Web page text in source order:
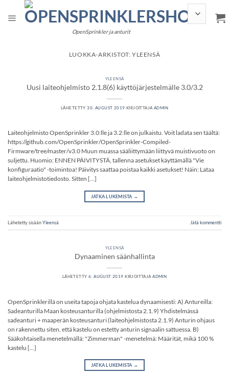
OpenSprinkler ja anturit
LUOKKA-ARKISTOT: YLEENSÄ
YLEENSÄ
Uusi laiteohjelmisto 2.1.8(6) käyttöjärjestelmälle 3.0/3.2
LÄHETETTY30. AUGUST 2019 KIRJOITTAJA ADMIN
Laiteohjelmisto OpenSprinkler 3.0:lle ja 3.2:lle on julkaistu. Voit ladata sen täältä:
https://github.com/OpenSprinkler/OpenSprinkler-Compiled-
Firmware/tree/master/v3.0 Muun muassa sääliittymään liittyvä muistivuoto on
suljettu. Huomio: ENNEN PÄIVITYSTÄ, tallenna asetukset käyttämällä "Vie
konfiguraatio" -toimintoa! Päivitys saattaa poistaa kaikki asetukset! Näin: Lataa
laiteohjelmistotiedosto. Sitten […]
JATKA LUKEMISTA →
Lähetetty sisäänYleensä Jätä kommentti
YLEENSÄ
Dynaaminen säänhallinta
LÄHETETTY 6. AUGUST 2019 KIRJOITTAJAADMIN
OpenSprinklerillä on useita tapoja ohjata kastelua dynaamisesti: A) Antureilla:
Sadeanturilla Maan kosteusanturilla (ohjelmistosta 2.1.9) Yhdistelmässä
sadeanturi + maaperän kosteusanturi (laiteohjelmistosta 2.1.9) Anturin ohjaus
on rakennettu siten, että kastelu on estetty anturin signaalin sattuessa. B)
Sääkohtaisella menetelmällä: "Zimmerman" -menetelmä: Määrität, mikä 100 %
kastelu [...]
JATKA LUKEMISTA →